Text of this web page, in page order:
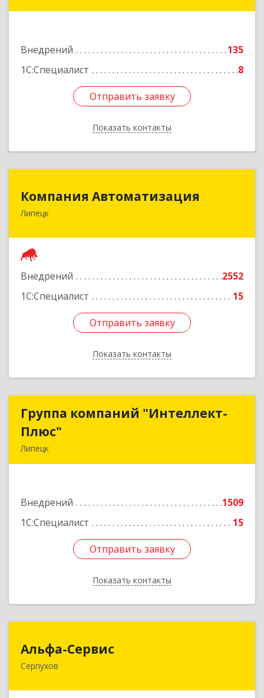
Внедрений
135
1С:Специалист
8
Отправить заявку
Показать контакты
Отправить заявку
Назад
Компания Автоматизация
Липецк
Внедрений
2552
1С:Специалист
15
Отправить заявку
Показать контакты
398001, Липецкая обл, Липецк г, Победы пл,
Отправить заявку
Назад
Группа компаний "Интеллект-
Плюс"
Липецк
Внедрений
1509
1С:Специалист
15
Отправить заявку
Показать контакты
Группа компаний "Интеллект-
Подробнее
Отправить заявку
Назад
Альфа-Сервис
Серпухов